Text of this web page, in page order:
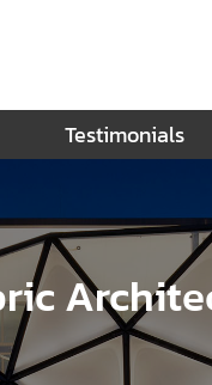
Testimonials